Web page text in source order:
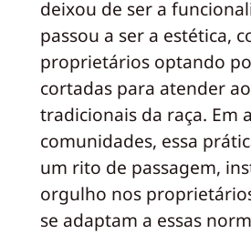
deixou de ser a
passou a ser a estética,
proprietários optando
cortadas para atender
tradicionais da raça. Em
comunidades, essa
um rito de passagem,
orgulho nos
se adaptam a essas